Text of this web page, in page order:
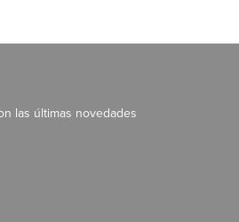
las últimas novedades